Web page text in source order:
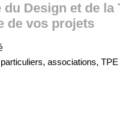
Design et de la
de vos projets
associations, TPE